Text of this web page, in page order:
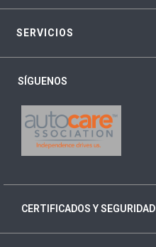
SERVICIOS
SÍGUENOS
CERTIFICADOS Y SEGURIDAD